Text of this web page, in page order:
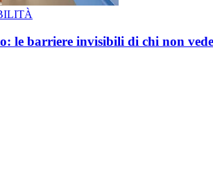
le barriere invisibili di chi non vede